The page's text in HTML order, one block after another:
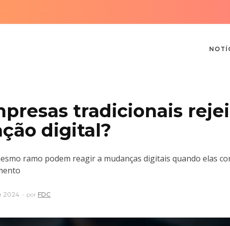
tradicionais
digital?
ramo podem reagir a mudanças digitais quando elas
2024 por FDC